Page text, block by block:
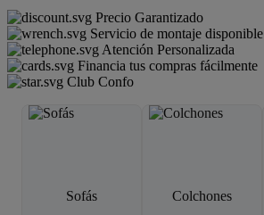
Precio Garantizado
Servicio de montaje disponible
Atención Personalizada
Financia tus compras fácilmente
Club Confo
Sofás Colchones